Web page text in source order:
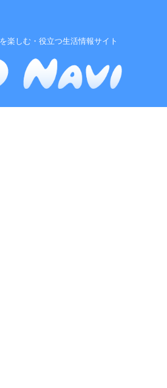
楽しむ・役立つ生活情報サイト